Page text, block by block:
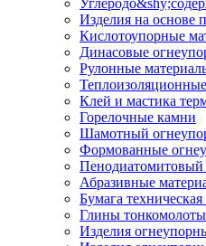
Изделия на основе
Кислотоупорные
Динасовые
Рулонные
Клей и мастика
Горелочные камни
Шамотный
Формованные
Абразивные
Бумага
Глины
Изделия